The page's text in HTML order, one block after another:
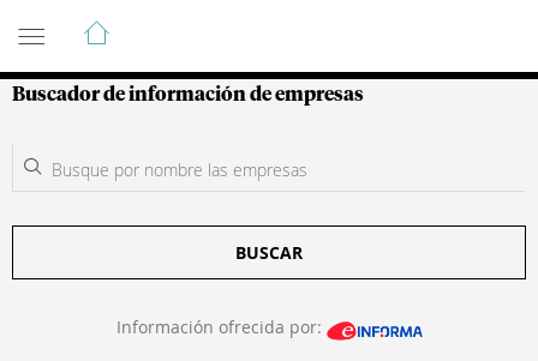
Guía de Empresas Colombianas
Buscador de información de empresas
BUSCAR
Información ofrecida por: